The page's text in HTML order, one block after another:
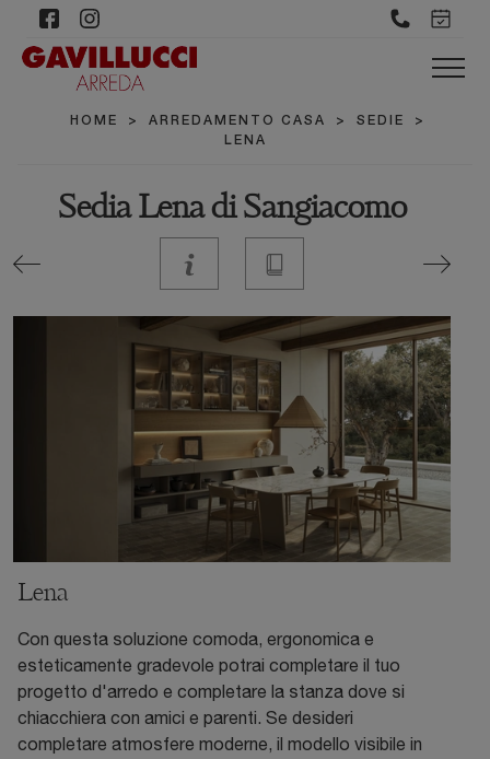
HOME > ARREDAMENTO CASA > SEDIE
>
LENA
Sedia Lena di Sangiacomo
Lena
Con questa soluzione comoda, ergonomica e
esteticamente gradevole potrai completare il tuo
progetto d'arredo e completare la stanza dove si
chiacchiera con amici e parenti. Se desideri
completare atmosfere moderne, il modello visibile in